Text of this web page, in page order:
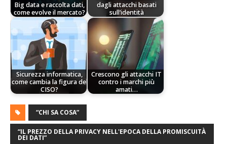
Big data e raccolta dati,
come evolve il mercato?
dagli attacchi basati
sull’identità
Sicurezza informatica,
come cambia la figura del
CISO?
Crescono gli attacchi IT
contro i marchi più
amati…
“CHI SA COSA”
“IL PREZZO DELLA PRIVACY NELL'EPOCA DELLA PROMISCUITÀ
DEI DATI”